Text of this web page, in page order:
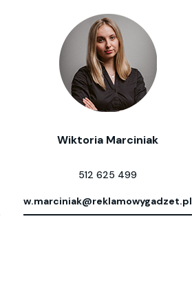
Wiktoria Marciniak
512 625 499
w.marciniak@reklamowygadzet.pl